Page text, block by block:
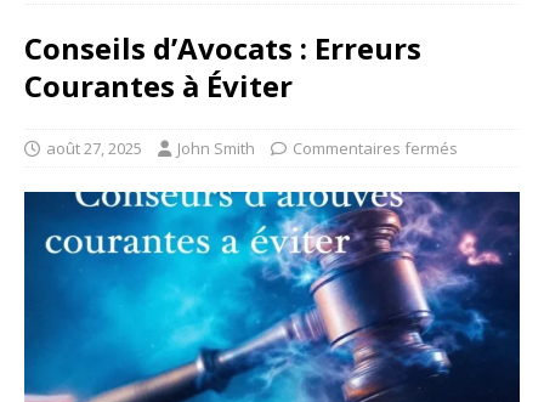
Conseils d’Avocats : Erreurs
Courantes à Éviter
août 27, 2025 John Smith Commentaires fermés